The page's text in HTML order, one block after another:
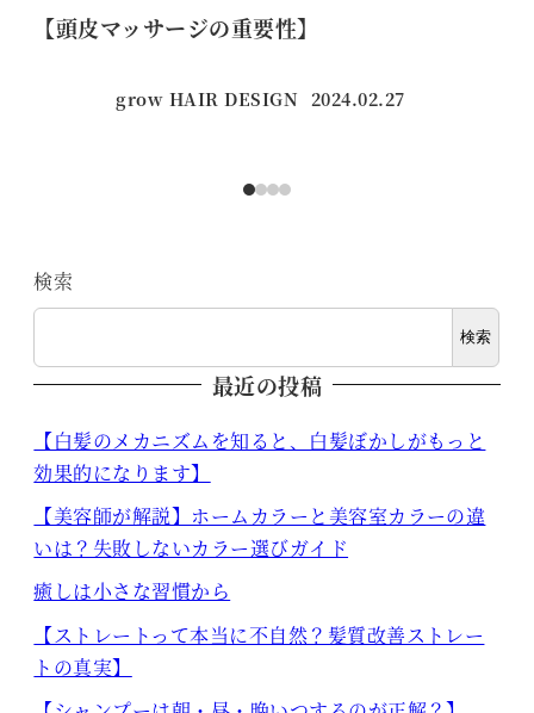
【頭皮マッサージの重要性】
grow HAIR DESIGN 投稿日
2024.02.27
検索
検索
最近の投稿
【白髪のメカニズムを知ると、白髪ぼかしがもっと
効果的になります】
【美容師が解説】ホームカラーと美容室カラーの違
いは？失敗しないカラー選びガイド
癒しは小さな習慣から
【ストレートって本当に不自然？髪質改善ストレー
トの真実】